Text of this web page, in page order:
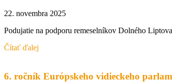
22. novembra 2025
Podujatie na podporu remeselníkov Dolného
Čítať ďalej
6. ročník Európskeho vidieckeho